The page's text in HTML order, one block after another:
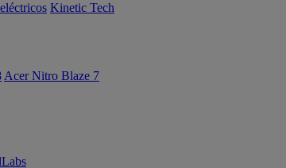
Kinetic Tech
Acer Nitro Blaze 7